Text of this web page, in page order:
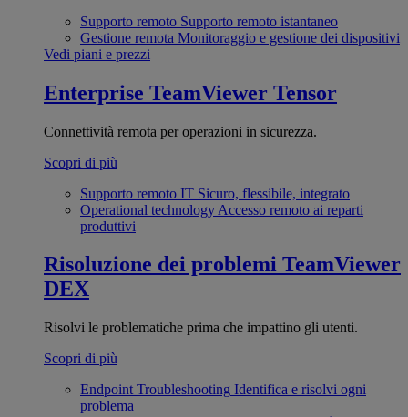
Supporto remoto Supporto remoto istantaneo
Gestione remota Monitoraggio e gestione dei dispositivi
Vedi piani e prezzi
Enterprise TeamViewer Tensor
Connettività remota per operazioni in sicurezza.
Scopri di più
Supporto remoto IT Sicuro, flessibile, integrato
Operational technology Accesso remoto ai reparti
produttivi
Risoluzione dei problemi TeamViewer
DEX
Risolvi le problematiche prima che impattino gli utenti.
Scopri di più
Endpoint Troubleshooting Identifica e risolvi ogni
problema